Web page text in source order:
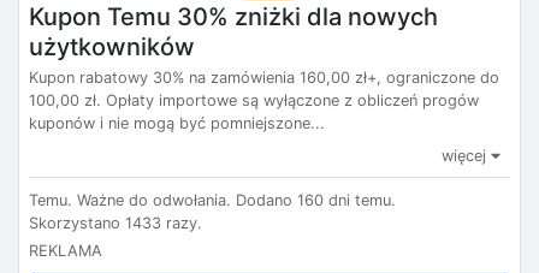
Kupon Temu 30% zniżki dla nowych
użytkowników
Kupon rabatowy 30% na zamówienia 160,00 zł+, ograniczone do
100,00 zł. Opłaty importowe są wyłączone z obliczeń progów
kuponów i nie mogą być pomniejszone...
więcej
Temu. Ważne do odwołania. Dodano 160 dni temu.
Skorzystano 1433 razy.
REKLAMA